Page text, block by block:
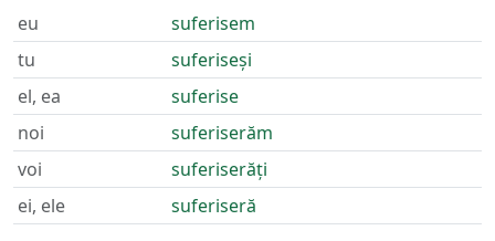
eu
suferisem
tu
suferiseși
el, ea
suferise
noi
suferiserăm
voi
suferiserăți
ei, ele
suferiseră